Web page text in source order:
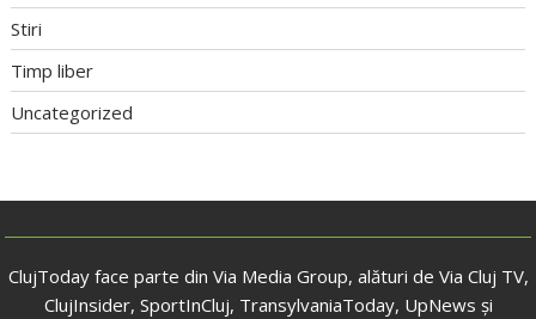
Stiri
Timp liber
Uncategorized
ClujToday face parte din Via Media Group, alături de Via Cluj TV,
ClujInsider, SportInCluj, TransylvaniaToday, UpNews și